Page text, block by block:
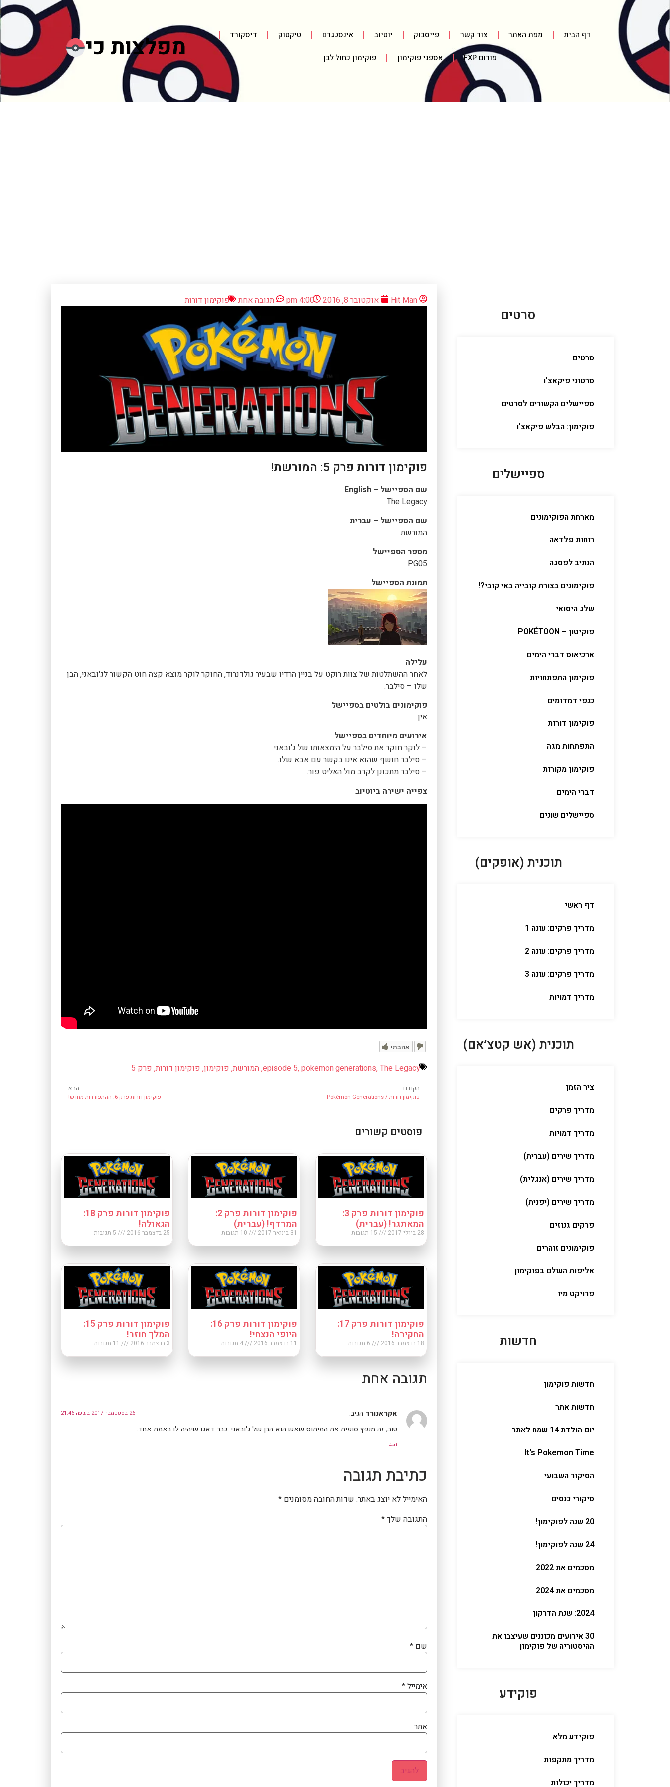
דף הבית מפת האתר צור קשר פייסבוק יוטיוב אינסטגרם טיקטוק דיסקורד
פורום FXP אספני פוקימון פוקימון כחול לבן
סרטים
סרטים
סרטוני פיקאצ'ו
ספיישלים הקשורים לסרטים
פוקימון: הבלש פיקאצ'ו
ספיישלים
מארחת הפוקימונים
רוחות פלדאה
הנתיב לפסגה
פוקימונים בצורת קובייה באי קובי?!
שלג היסואי
פוקיטון – POKÉTOON
ארכיאוס דברי הימים
פוקימון התפתחויות
כנפי דמדומים
פוקימון דורות
התפתחות מגה
פוקימון מקורות
דברי הימים
ספיישלים שונים
תוכנית (אופקים)
דף ראשי
מדריך פרקים: עונה 1
מדריך פרקים: עונה 2
מדריך פרקים: עונה 3
מדריך דמויות
תוכנית (אש קטצ׳אם)
ציר הזמן
מדריך פרקים
מדריך דמויות
מדריך שירים (עברית)
מדריך שירים (אנגלית)
מדריך שירים (יפנית)
פרקים גנוזים
פוקימונים זוהרים
אליפות העולם בפוקימון
פרויקט מיו
חדשות
חדשות פוקימון
חדשות אתר
יום הולדת 14 שמח לאתר
It's Pokemon Time
הסיקור השבועי
סיקורי כנסים
20 שנה לפוקימון!
24 שנה לפוקימון!
מסכמים את 2022
מסכמים את 2024
2024: שנת הדרקון
30 אירועים מכוננים שעיצבו את
ההיסטוריה של פוקימון
פוקידע
פוקידע מלא
מדריך מתקפות
מדריך יכולות
Hit Man אוקטובר 8, 2016 4:00 pm תגובה אחת פוקימון דורות
פוקימון דורות פרק 5: המורשת!
שם הספיישל – English
The Legacy
שם הספיישל – עברית
המורשת
מספר הספיישל
PG05
תמונת הספיישל
עלילה
לאחר ההשתלטות של צוות רוקט על בניין הרדיו שבעיר גולדנרוד, החוקר לוקר מוצא קצה חוט הקשור לג'ובאני, הבן
שלו – סילבר.
פוקימונים בולטים בספיישל
אין
אירועים מיוחדים בספיישל
– לוקר חוקר את סילבר על הימצאותו של ג'ובאני.
– סילבר חושף שהוא אינו בקשר עם אבא שלו.
– סילבר מתכונן לקרב מול האליט פור.
צפייה ישירה ביוטיוב
אהבתי
episode 5,pokemon generations,The Legacy
, המורשת, פוקימון, פוקימון דורות, פרק 5
הקודם
פוקימון דורות / Pokémon Generations
הבא
פוקימון דורות פרק 6: ההתעוררות מחדש!
פוסטים קשורים
פוקימון דורות פרק 3:
המאתגר! (עברית)
28 ביולי 2017 15 תגובות
פוקימון דורות פרק 2:
המרדף! (עברית)
31 בינואר 2017 10 תגובות
פוקימון דורות פרק 18:
הגאולה!
25 בדצמבר 2016 5 תגובות
פוקימון דורות פרק 17:
החקירה!
18 בדצמבר 2016 6 תגובות
פוקימון דורות פרק 16:
היופי הנצחי!
11 בדצמבר 2016 4 תגובות
פוקימון דורות פרק 15:
המלך חוזר!
3 בדצמבר 2016 11 תגובות
תגובה אחת
אקראנורד הגיב: 26 בספטמבר 2017 בשעה 21:46
טוב, זה מנפץ סופית את המיתוס שאש הוא הבן של ג'ובאני. כבר דאגו שיהיה לו באמת אחד.
הגב
כתיבת תגובה
האימייל לא יוצג באתר. שדות החובה מסומנים *
התגובה שלך*
שם *
אימייל*
אתר